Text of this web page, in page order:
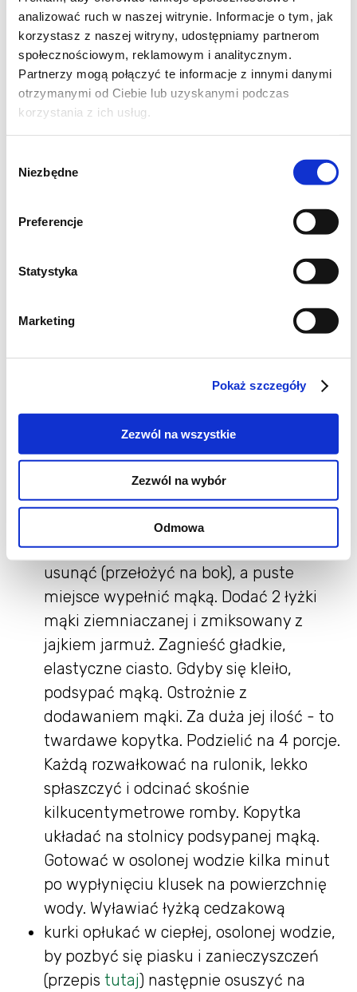
analizować ruch w naszej witrynie. Informacje o tym, jak
korzystasz z naszej witryny, udostępniamy partnerom
społecznościowym, reklamowym i analitycznym.
Partnerzy mogą połączyć te informacje z innymi danymi
otrzymanymi od Ciebie lub uzyskanymi podczas
korzystania z ich usług.
zgody
Niezbędne
Preferencje
Statystyka
Marketing
Pokaż szczegóły
Zezwól na wszystkie
Zezwól na wybór
Odmowa
1 łyżka oleju
Składniki na sos:
300-400 g kurek
1 cebula
1 ząbek czosnku
koperek
ziemniaki ugotować w osolonej wodzie,
odcedzić i przepuścić przez praskę
jarmuż pozbawić grubej łodygi, pokroić
na mniejsze kawałki i ułożyć na patelni z
rozgrzanym olejem. Dociskając
minut, aż straci objętość. Jarmuż
zblendować z dodatkiem roztrzepanego
jajka na w miarę możliwości (a będzie
trudno) na gładką masę
przestudzone, ale jeszcze ciepłe
ziemniaki podzielić na 3 części. Jedną
usunąć (przełożyć na bok), a puste
miejsce wypełnić mąką. Dodać 2 łyżki
mąki ziemniaczanej i zmiksowany z
jajkiem jarmuż. Zagnieść gładkie,
elastyczne ciasto. Gdyby się kleiło,
podsypać mąką. Ostrożnie z
dodawaniem mąki. Za duża jej ilość - to
twardawe kopytka. Podzielić na 4 porcje.
Każdą rozwałkować na rulonik, lekko
spłaszczyć i odcinać skośnie
kilkucentymetrowe romby. Kopytka
układać na stolnicy podsypanej mąką.
Gotować w osolonej wodzie kilka minut
po wypłynięciu klusek na powierzchnię
wody. Wyławiać łyżką cedzakową
kurki opłukać w ciepłej, osolonej wodzie,
by pozbyć się piasku i zanieczyszczeń
(przepis tutaj) następnie osuszyć na